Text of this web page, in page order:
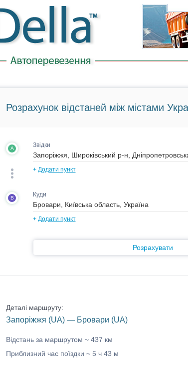
Розрахунок відстаней між містами
A Звідки
+ Додати пункт
B Куди
+ Додати пункт
Розрахувати
Деталі маршруту:
Запоріжжя (UA) — Бровари (UA)
Відстань за маршрутом ~ 437 км
Приблизний час поїздки ~ 5 ч 43 м